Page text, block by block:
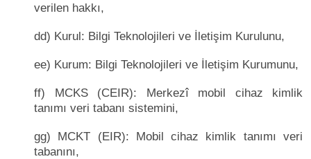
verilen hakkı,
dd) Kurul: Bilgi Teknolojileri ve İletişim Kurulunu,
ee) Kurum: Bilgi Teknolojileri ve İletişim Kurumunu,
ff) MCKS (CEIR): Merkezî mobil cihaz kimlik
tanımı veri tabanı sistemini,
gg) MCKT (EIR): Mobil cihaz kimlik tanımı veri
tabanını,